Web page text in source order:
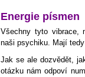
Energie písmen
Všechny tyto vibrace,
naši psychiku. Mají
Jak se ale dozvědět,
otázku nám odpoví